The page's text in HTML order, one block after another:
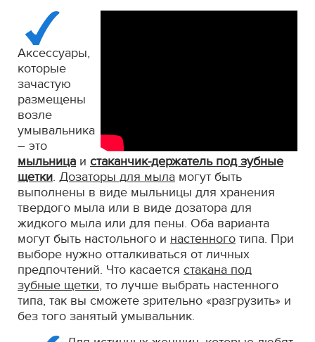
Аксессуары,
которые
зачастую
размещены
возле
умывальника
– это
мыльница и стаканчик-держатель под зубные
щетки. Дозаторы для мыла могут быть
выполнены в виде мыльницы для хранения
твердого мыла или в виде дозатора для
жидкого мыла или для пены. Оба варианта
могут быть настольного и настенного типа. При
выборе нужно отталкиваться от личных
предпочтений. Что касается стакана под
зубные щетки, то лучше выбрать настенного
типа, так вы сможете зрительно «разгрузить» и
без того занятый умывальник.